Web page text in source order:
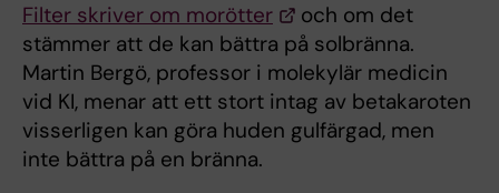
Filter skriver om morötter
och om det
stämmer att de kan bättra på solbränna.
Martin Bergö, professor i molekylär medicin
vid KI, menar att ett stort intag av betakaroten
visserligen kan göra huden gulfärgad, men
inte bättra på en bränna.